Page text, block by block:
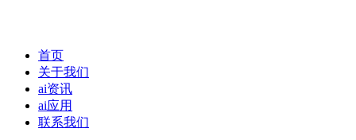
首页
关于我们
ai资讯
ai应用
联系我们